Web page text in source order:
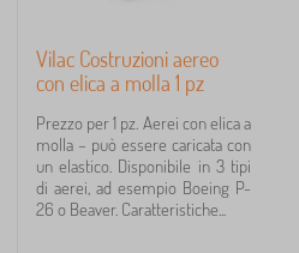
Vilac Costruzioni aereo
con elica a molla 1 pz
Prezzo per 1 pz. Aerei con elica a
molla – può essere caricata con
un elastico. Disponibile in 3 tipi
di aerei, ad esempio Boeing P-
26 o Beaver. Caratteristiche...